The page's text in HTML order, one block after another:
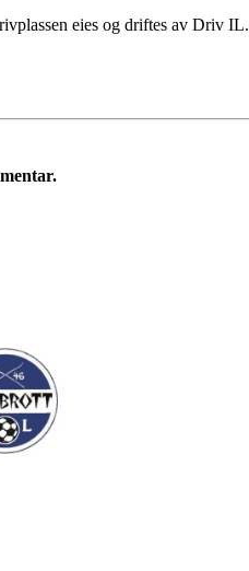
eies og driftes av Driv IL.